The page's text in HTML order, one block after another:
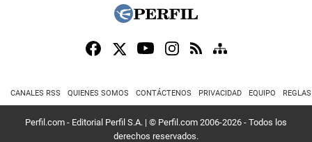
CANALES RSS QUIENES SOMOS CONTÁCTENOS PRIVACIDAD EQUIPO
Perfil.com - Editorial Perfil S.A. | © Perfil.com 2006-2026 - Todos los
derechos reservados.